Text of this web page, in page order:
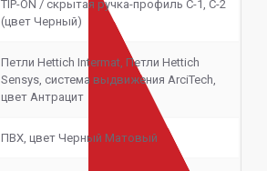
TIP-ON / скрытая ручка-профиль С-1, С-2
(цвет Черный)
Петли Hettich Intermat, Петли Hettich
Sensys, система выдвижения ArciTech,
цвет Антрацит
ПВХ, цвет Черный Матовый